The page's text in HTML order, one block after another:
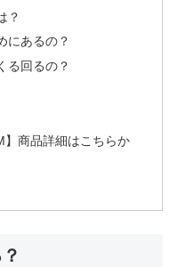
？
にあるの？
る回るの？
】商品詳細はこちらか